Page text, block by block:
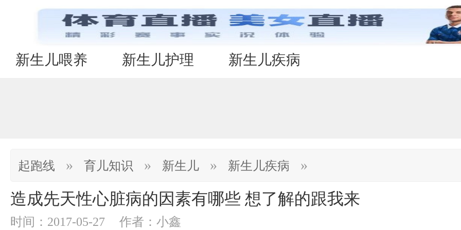
新生儿喂养 新生儿护理 新生儿疾病
起跑线 » 育儿知识 » 新生儿 » 新生儿疾病 »
造成先天性心脏病的因素有哪些 想了解的跟我来
时间：2017-05-27 作者：小鑫